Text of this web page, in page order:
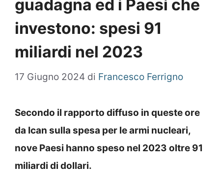
guadagna ed i Paesi che
investono: spesi 91
miliardi nel 2023
17 Giugno 2024 di Francesco Ferrigno
Secondo il rapporto diffuso in queste ore
da Ican sulla spesa per le armi nucleari,
nove Paesi hanno speso nel 2023 oltre 91
miliardi di dollari.